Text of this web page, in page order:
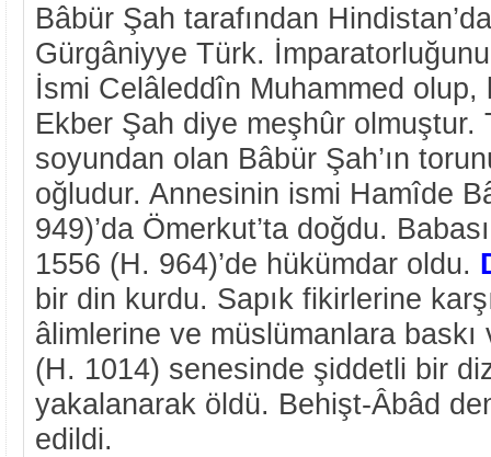
Bâbür Şah tarafından
Gürgâniyye Türk.
İsmi Celâleddîn Muhammed olup,
Ekber Şah diye meşhûr olmuştur.
soyundan olan Bâbür Şah’ın
oğludur. Annesinin ismi Hamîde
949)’da Ömerkut’ta doğdu.
1556 (H. 964)’de hükümdar oldu.
bir din kurdu. Sapık fikirlerine
âlimlerine ve müslümanlara baskı
(H. 1014) senesinde şiddetli bir
yakalanarak öldü. Behişt-Âbâd
edildi.